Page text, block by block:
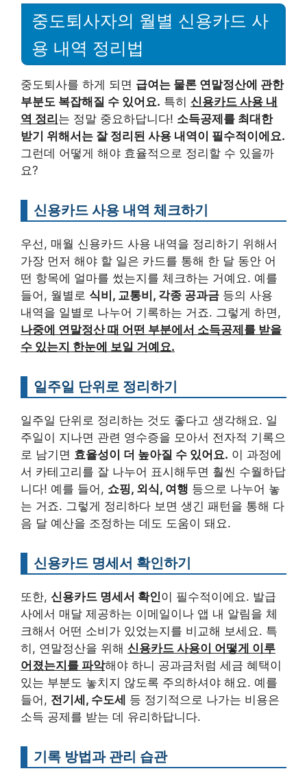
중도퇴사자의 월별 신용카드 사
용 내역 정리법
중도퇴사를 하게 되면 급여는 물론 연말정산에 관한
부분도 복잡해질 수 있어요. 특히 신용카드 사용 내
역 정리는 정말 중요하답니다! 소득공제를 최대한
받기 위해서는 잘 정리된 사용 내역이 필수적이에요.
그런데 어떻게 해야 효율적으로 정리할 수 있을까
요?
신용카드 사용 내역 체크하기
우선, 매월 신용카드 사용 내역을 정리하기 위해서
가장 먼저 해야 할 일은 카드를 통해 한 달 동안 어
떤 항목에 얼마를 썼는지를 체크하는 거예요. 예를
들어, 월별로 식비, 교통비, 각종 공과금 등의 사용
내역을 일별로 나누어 기록하는 거죠. 그렇게 하면,
나중에 연말정산 때 어떤 부분에서 소득공제를 받을
수 있는지 한눈에 보일 거예요.
일주일 단위로 정리하기
일주일 단위로 정리하는 것도 좋다고 생각해요. 일
주일이 지나면 관련 영수증을 모아서 전자적 기록으
로 남기면 효율성이 더 높아질 수 있어요. 이 과정에
서 카테고리를 잘 나누어 표시해두면 훨씬 수월하답
니다! 예를 들어, 쇼핑, 외식, 여행 등으로 나누어 놓
는 거죠. 그렇게 정리하다 보면 생긴 패턴을 통해 다
음 달 예산을 조정하는 데도 도움이 돼요.
신용카드 명세서 확인하기
또한, 신용카드 명세서 확인이 필수적이에요. 발급
사에서 매달 제공하는 이메일이나 앱 내 알림을 체
크해서 어떤 소비가 있었는지를 비교해 보세요. 특
히, 연말정산을 위해 신용카드 사용이 어떻게 이루
어졌는지를 파악해야 하니 공과금처럼 세금 혜택이
있는 부분도 놓치지 않도록 주의하셔야 해요. 예를
들어, 전기세, 수도세 등 정기적으로 나가는 비용은
소득 공제를 받는 데 유리하답니다.
기록 방법과 관리 습관